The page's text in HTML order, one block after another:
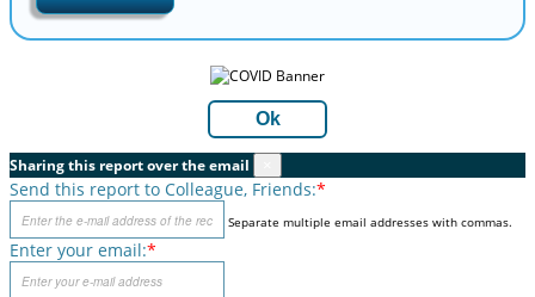
Ok
Sharing this report over the email
Send this report to Colleague, Friends:*
Separate multiple email addresses with commas.
Enter your email:*